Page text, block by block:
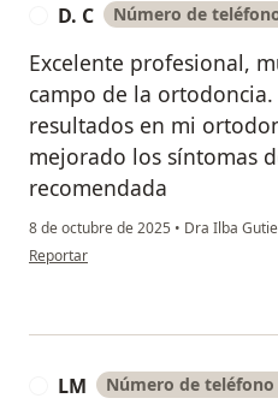
D. C Número de
Excelente profesional,
campo de la
resultados en mi
mejorado los síntomas
recomendada
8 de octubre de 2025 • Dra Ilba
en opinión del usuario D. C
Reportar
LM Número de